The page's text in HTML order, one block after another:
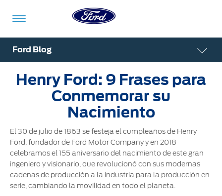
Acessibility
Vehículos
Compra
Compra
Cotízalos
Manéjalos
ShowroomVirtual
Virtual
Propietarios
Servicio
Beneficios
de
Servicio
Mi
Ford
Tecnologías
Tecnologías
Asistencia
Conectividad
Financiamiento
Ford
Iniciar
Sesión
Iniciar
Sesión
Iniciar
Sesión
Ford Blog
Henry Ford: 9 Frases para
Conmemorar su
Nacimiento
El 30 de julio de 1863 se festeja el cumpleaños de Henry
Ford, fundador de Ford Motor Company y en 2018
celebramos el 155 aniversario del nacimiento de este gran
ingeniero y visionario, que revolucionó con sus modernas
cadenas de producción a la industria para la producción en
serie, cambiando la movilidad en todo el planeta.